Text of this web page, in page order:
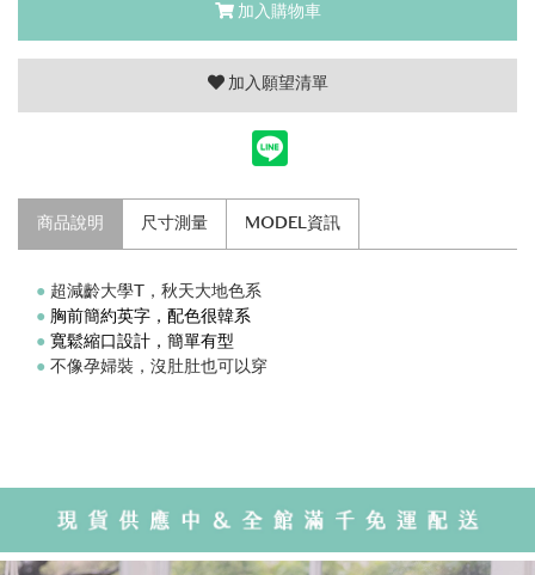
加入購物車
加入願望清單
商品說明 尺寸測量 MODEL資訊
● 超減齡大學T，秋天大地色系
● 胸前簡約英字，配色很韓系
● 寬鬆縮口設計，簡單有型
● 不像孕婦裝，沒肚肚也可以穿